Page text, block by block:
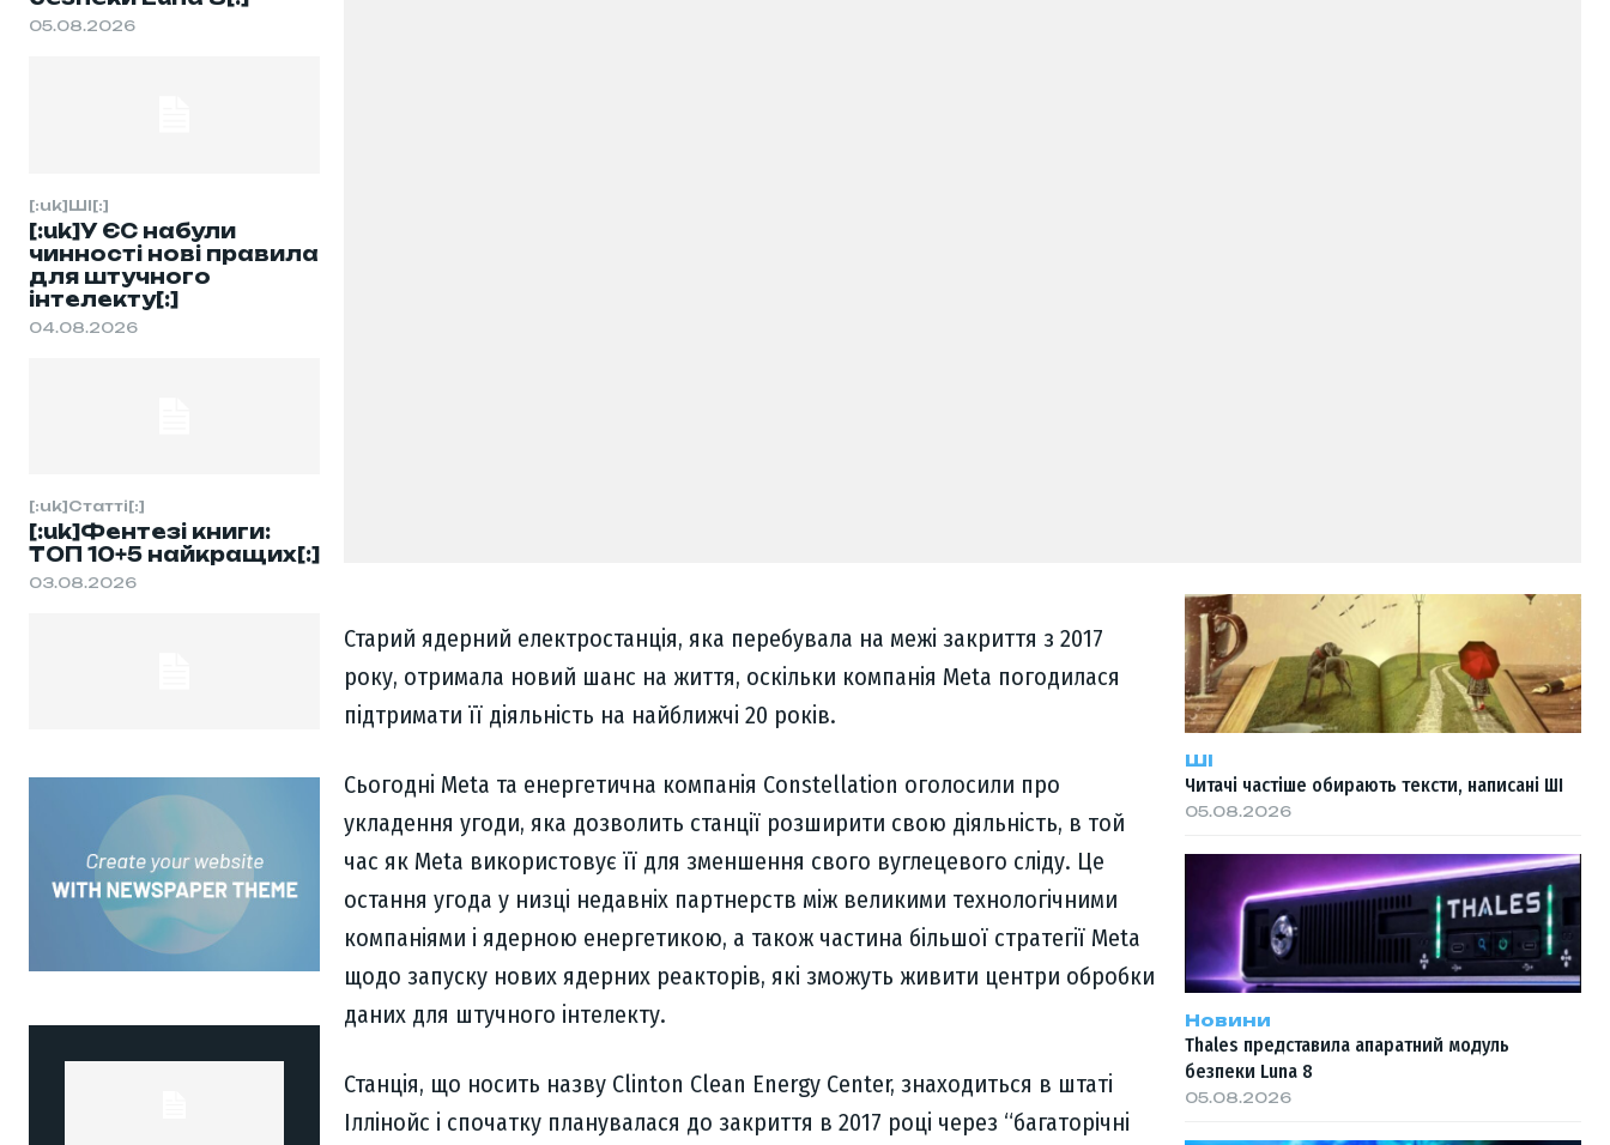
05.08.2026
[:uk]ШІ[:]
[:uk]У ЄС набули
чинності нові правила
для штучного
інтелекту[:]
04.08.2026
[:uk]Статті[:]
[:uk]Фентезі книги:
ТОП 10+5 найкращих[:]
03.08.2026
Старий ядерний електростанція, яка перебувала на межі закриття з 2017
року, отримала новий шанс на життя, оскільки компанія Meta погодилася
підтримати її діяльність на найближчі 20 років.
Сьогодні Meta та енергетична компанія Constellation оголосили про
укладення угоди, яка дозволить станції розширити свою діяльність, в той
час як Meta використовує її для зменшення свого вуглецевого сліду. Це
остання угода у низці недавніх партнерств між великими технологічними
компаніями і ядерною енергетикою, а також частина більшої стратегії Meta
щодо запуску нових ядерних реакторів, які зможуть живити центри обробки
даних для штучного інтелекту.
Станція, що носить назву Clinton Clean Energy Center, знаходиться в штаті
Іллінойс і спочатку планувалася до закриття в 2017 році через “багаторічні
ШІ
Читачі частіше обирають тексти, написані ШІ
05.08.2026
Новини
Thales представила апаратний модуль
безпеки Luna 8
05.08.2026